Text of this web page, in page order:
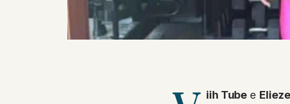
iih Tube e